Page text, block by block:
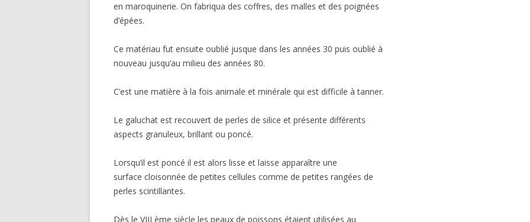
en maroquinerie. On fabriqua des coffres, des malles et des poignées
d’épées.
Ce matériau fut ensuite oublié jusque dans les années 30 puis oublié à
nouveau jusqu’au milieu des années 80.
C’est une matière à la fois animale et minérale qui est difficile à tanner.
Le galuchat est recouvert de perles de silice et présente différents
aspects granuleux, brillant ou poncé.
Lorsqu’il est poncé il est alors lisse et laisse apparaître une
surface cloisonnée de petites cellules comme de petites rangées de
perles scintillantes.
Dès le VIII ème siècle les peaux de poissons étaient utilisées au